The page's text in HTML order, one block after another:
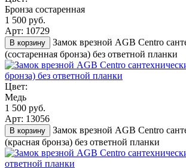
Бронза состаренная
1 500 руб.
Арт: 10729
В корзину
Замок врезной AGB Centro
(состаренная бронза) без ответной планки
Цвет:
Медь
1 500 руб.
Арт: 13056
В корзину
Замок врезной AGB Centro
(красная бронза) без ответной планки